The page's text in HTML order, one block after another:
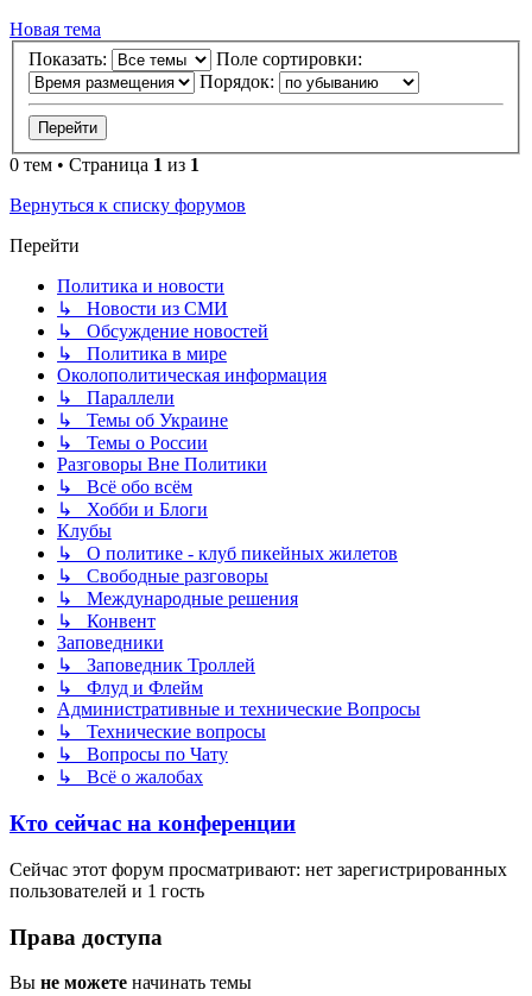
Новая тема
Показать:
Поле сортировки:
Порядок:
0 тем • Страница 1 из 1
Вернуться к списку форумов
Перейти
Политика и новости
↳ Новости из СМИ
↳ Обсуждение новостей
↳ Политика в мире
Околополитическая информация
↳ Параллели
↳ Темы об Украине
↳ Темы о России
Разговоры Вне Политики
↳ Всё обо всём
↳ Хобби и Блоги
Клубы
↳ О политике - клуб пикейных жилетов
↳ Свободные разговоры
↳ Международные решения
↳ Конвент
Заповедники
↳ Заповедник Троллей
↳ Флуд и Флейм
Административные и технические Вопросы
↳ Технические вопросы
↳ Вопросы по Чату
↳ Всё о жалобах
Кто сейчас на конференции
Сейчас этот форум просматривают: нет зарегистрированных
пользователей и 1 гость
Права доступа
Вы не можете начинать темы